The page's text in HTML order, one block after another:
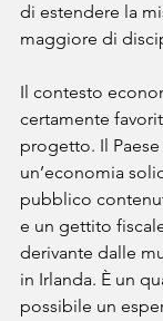
di estendere la
maggiore di
Il contesto
certamente
progetto. Il
un’economia
pubblico
e un gettito
derivante dalle
in Irlanda. È un
possibile un